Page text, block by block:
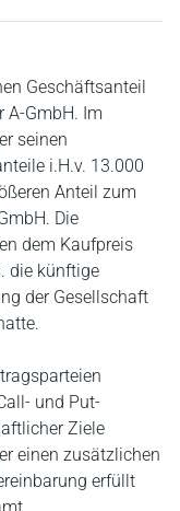
Geschäftsanteil
A-GmbH. Im
seinen
i.H.v. 13.000
Anteil zum
Die
dem Kaufpreis
die künftige
der Gesellschaft
und Put-
Ziele
einen zusätzlichen
erfüllt